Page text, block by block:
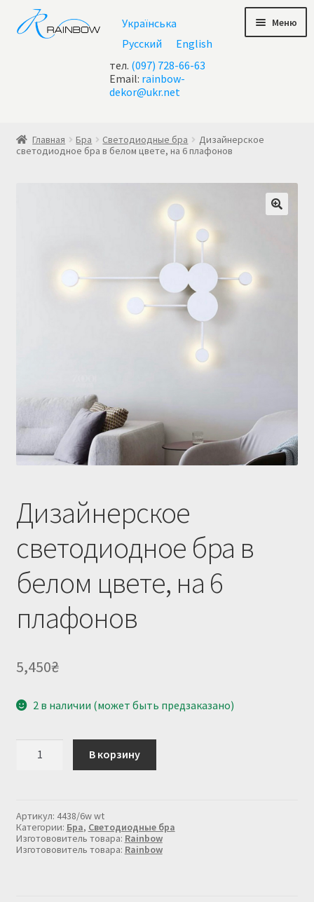
Перейти
к
навигации
Перейти
к
содержимому
Українська
Русский
English
тел. (097) 728-66-63
Email: rainbow-
dekor@ukr.net
Меню
Мой аккаунт
О нас
Оплата и доставка
Главная Бра Светодиодные бра
Дизайнерское
светодиодное бра в белом цвете, на 6 плафонов
Дизайнерское
светодиодное бра в
белом цвете, на 6
плафонов
5,450₴
2 в наличии (может быть предзаказано)
Количество
товара
Дизайнерское
в
белом
цвете,
на
В корзину
Артикул: 4438/6w wt
Категории: Бра, Светодиодные бра
Изготововитель товара: Rainbow
Изготововитель товара: Rainbow